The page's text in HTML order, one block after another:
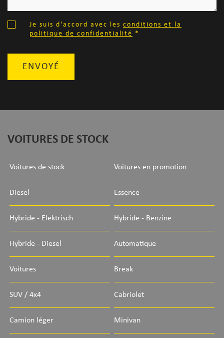
Je suis d'accord avec les conditions et la
politique de confidentialité *
ENVOYÉ
VOITURES DE STOCK
Voitures de stock Voitures en promotion
Diesel Essence
Hybride - Elektrisch Hybride - Benzine
Hybride - Diesel Automatique
Voitures Break
SUV / 4x4 Cabriolet
Camion léger Minivan